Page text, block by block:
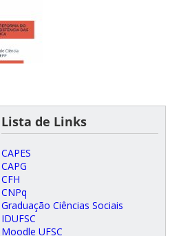
Lista de Links
CAPES
CAPG
CFH
CNPq
Graduação Ciências Sociais
IDUFSC
Moodle UFSC